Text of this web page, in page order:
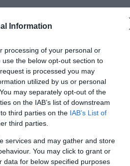
Information
processing of your personal or
the below opt-out section to
is processed you may
utilized by us or personal
may separately opt-out of the
on the IAB’s list of downstream
third parties on the IAB’s List of
third parties.
services and may gather and store
You may click to grant or
data for below specified purposes